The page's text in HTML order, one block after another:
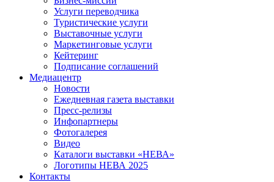
Услуги переводчика
Туристические услуги
Выставочные услуги
Маркетинговые услуги
Кейтеринг
Подписание соглашений
Медиацентр
Новости
Ежедневная газета выставки
Пресс-релизы
Инфопартнеры
Фотогалерея
Видео
Каталоги выставки «НЕВА»
Логотипы НЕВА 2025
Контакты